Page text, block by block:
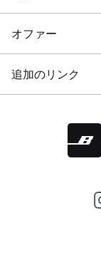
オファー
追加のリンク